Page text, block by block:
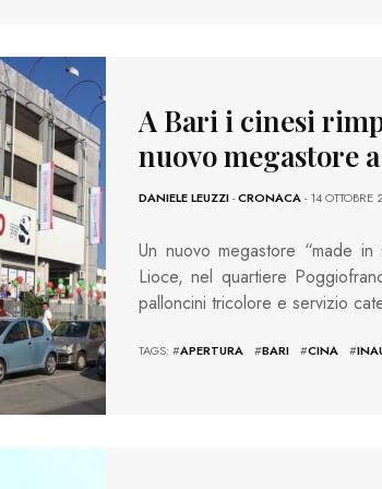
A Bari i cinesi
nuovo megastore
DANIELE LEUZZI-CRONACA- 14 OTTOBRE
Un nuovo megastore “made
Lioce, nel quartiere
palloncini tricolore e servizio
TAGS: #APERTURA #BARI #CINA #